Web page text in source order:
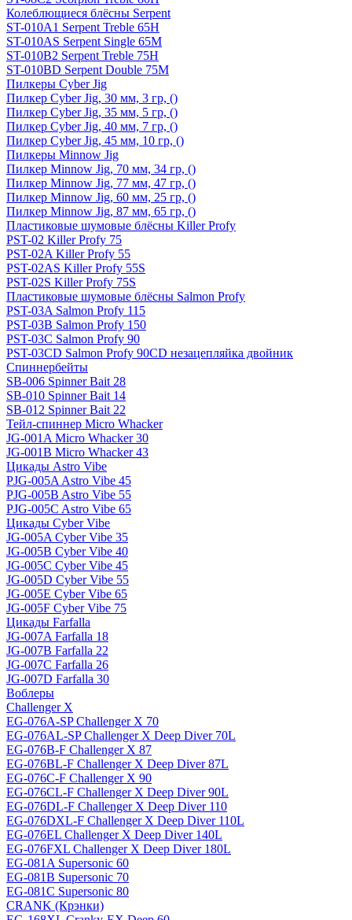
Колеблющиеся блёсны Serpent
ST-010A1 Serpent Treble 65H
ST-010AS Serpent Single 65M
ST-010B2 Serpent Treble 75H
ST-010BD Serpent Double 75M
Пилкеры Cyber Jig
Пилкер Cyber Jig, 30 мм, 3 гр, ()
Пилкер Cyber Jig, 35 мм, 5 гр, ()
Пилкер Cyber Jig, 40 мм, 7 гр, ()
Пилкер Cyber Jig, 45 мм, 10 гр, ()
Пилкеры Minnow Jig
Пилкер Minnow Jig, 70 мм, 34 гр, ()
Пилкер Minnow Jig, 77 мм, 47 гр, ()
Пилкер Minnow Jig, 60 мм, 25 гр, ()
Пилкер Minnow Jig, 87 мм, 65 гр, ()
Пластиковые шумовые блёсны Killer Profy
PST-02 Killer Profy 75
PST-02A Killer Profy 55
PST-02AS Killer Profy 55S
PST-02S Killer Profy 75S
Пластиковые шумовые блёсны Salmon Profy
PST-03A Salmon Profy 115
PST-03B Salmon Profy 150
PST-03C Salmon Profy 90
PST-03CD Salmon Profy 90CD незацепляйка двойник
Спиннербейты
SB-006 Spinner Bait 28
SB-010 Spinner Bait 14
SB-012 Spinner Bait 22
Тейл-спиннер Micro Whacker
JG-001A Micro Whacker 30
JG-001B Micro Whacker 43
Цикады Astro Vibe
PJG-005A Astro Vibe 45
PJG-005B Astro Vibe 55
PJG-005C Astro Vibe 65
Цикады Cyber Vibe
JG-005A Cyber Vibe 35
JG-005B Cyber Vibe 40
JG-005C Cyber Vibe 45
JG-005D Cyber Vibe 55
JG-005E Cyber Vibe 65
JG-005F Cyber Vibe 75
Цикады Farfalla
JG-007A Farfalla 18
JG-007B Farfalla 22
JG-007C Farfalla 26
JG-007D Farfalla 30
Воблеры
Challenger X
EG-076A-SP Challenger X 70
EG-076AL-SP Challenger X Deep Diver 70L
EG-076B-F Challenger X 87
EG-076BL-F Challenger X Deep Diver 87L
EG-076C-F Challenger X 90
EG-076CL-F Challenger X Deep Diver 90L
EG-076DL-F Challenger X Deep Diver 110
EG-076DXL-F Challenger X Deep Diver 110L
EG-076EL Challenger X Deep Diver 140L
EG-076FXL Challenger X Deep Diver 180L
EG-081A Supersonic 60
EG-081B Supersonic 70
EG-081C Supersonic 80
CRANK (Крэнки)